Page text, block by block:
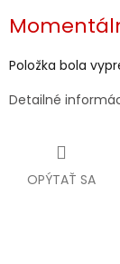
cena:
Položka bola
Detailné
OPÝTAŤ SA